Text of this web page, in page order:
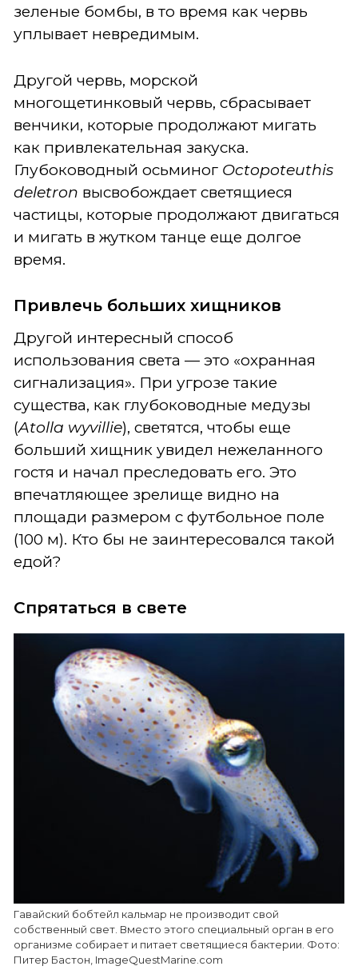
зеленые бомбы, в то время как червь
уплывает невредимым.
Другой червь, морской
многощетинковый червь, сбрасывает
венчики, которые продолжают мигать
как привлекательная закуска.
Глубоководный осьминог Octopoteuthis
deletron высвобождает светящиеся
частицы, которые продолжают двигаться
и мигать в жутком танце еще долгое
время.
Привлечь больших хищников
Другой интересный способ
использования света — это «охранная
сигнализация». При угрозе такие
существа, как глубоководные медузы
(Atolla wyvillie), светятся, чтобы еще
больший хищник увидел нежеланного
гостя и начал преследовать его. Это
впечатляющее зрелище видно на
площади размером с футбольное поле
(100 м). Кто бы не заинтересовался такой
едой?
Спрятаться в свете
Гавайский бобтейл кальмар не производит свой
собственный свет. Вместо этого специальный орган в его
организме собирает и питает светящиеся бактерии. Фото:
Питер Бастон, ImageQuestMarine.com